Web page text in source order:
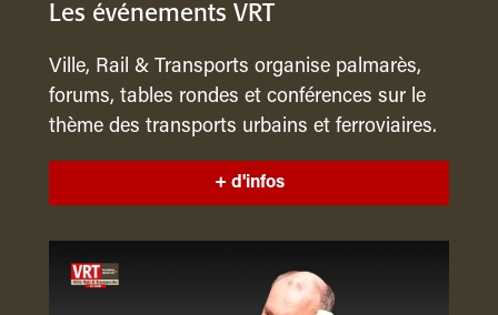
Les événements VRT
Ville, Rail & Transports organise palmarès,
forums, tables rondes et conférences sur le
thème des transports urbains et ferroviaires.
+ d'infos